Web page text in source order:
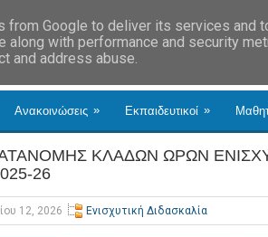
Ανακοινώσεις » Εκπαιδευτικοί »
ΚΛΑΔΩΝ ΩΡΩΝ
26
12, 2026 Ενισχυτική Διδασκαλία
Google to deliver its services and
along with performance and security
and address abuse.